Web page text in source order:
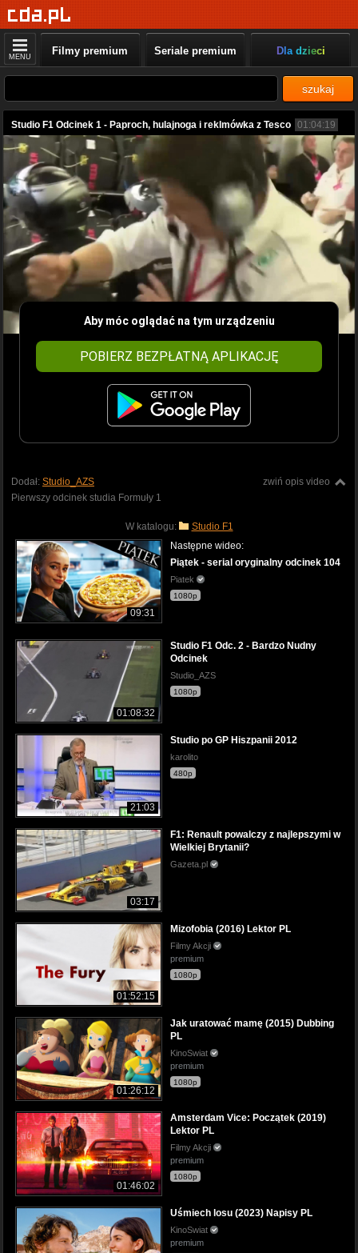
MENU Filmy premium Seriale premium Dla dzieci
szukaj
Studio F1 Odcinek 1 - Paproch, hulajnoga i reklmówka z Tesco 01:04:19
Aby móc oglądać na tym urządzeniu
POBIERZ BEZPŁATNĄ APLIKACJĘ
zwiń opis video
Dodał: Studio_AZS
Pierwszy odcinek studia Formuły 1
W katalogu: Studio F1
09:31
Następne wideo:
Piątek - serial oryginalny odcinek 104
Piatek
1080p
01:08:32
Studio F1 Odc. 2 - Bardzo Nudny
Odcinek
Studio_AZS
1080p
21:03
Studio po GP Hiszpanii 2012
karolito
480p
03:17
F1: Renault powalczy z najlepszymi w
Wielkiej Brytanii?
Gazeta.pl
01:52:15
Mizofobia (2016) Lektor PL
Filmy Akcji
premium
1080p
01:26:12
Jak uratować mamę (2015) Dubbing
PL
KinoSwiat
premium
1080p
01:46:02
Amsterdam Vice: Początek (2019)
Lektor PL
Filmy Akcji
premium
1080p
Uśmiech losu (2023) Napisy PL
KinoSwiat
premium